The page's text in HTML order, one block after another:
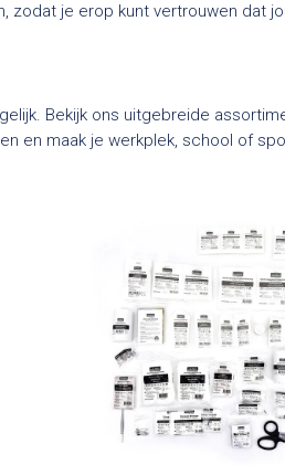
zodat je erop kunt vertrouwen dat
Bekijk ons uitgebreide
en maak je werkplek, school of